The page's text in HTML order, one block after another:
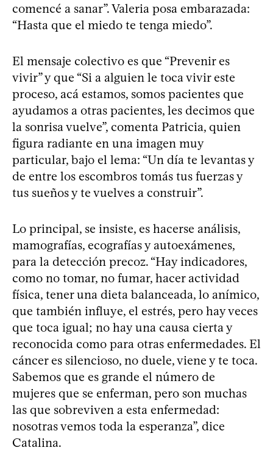
comencé a sanar”. Valeria posa embarazada:
“Hasta que el miedo te tenga miedo”.
El mensaje colectivo es que “Prevenir es
vivir” y que “Si a alguien le toca vivir este
proceso, acá estamos, somos pacientes que
ayudamos a otras pacientes, les decimos que
la sonrisa vuelve”, comenta Patricia, quien
figura radiante en una imagen muy
particular, bajo el lema: “Un día te levantas y
de entre los escombros tomás tus fuerzas y
tus sueños y te vuelves a construir”.
Lo principal, se insiste, es hacerse análisis,
mamografías, ecografías y autoexámenes,
para la detección precoz. “Hay indicadores,
como no tomar, no fumar, hacer actividad
física, tener una dieta balanceada, lo anímico,
que también influye, el estrés, pero hay veces
que toca igual; no hay una causa cierta y
reconocida como para otras enfermedades. El
cáncer es silencioso, no duele, viene y te toca.
Sabemos que es grande el número de
mujeres que se enferman, pero son muchas
las que sobreviven a esta enfermedad:
nosotras vemos toda la esperanza”, dice
Catalina.